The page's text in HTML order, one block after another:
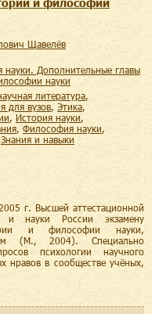
и философии
Щавелёв
науки
литература,
для вузов, этика,
, история науки,
, философия науки,
знания и навыки
г. Высшей аттестационной
и науки России экзамену
и философии науки,
(М., 2004). Специально
психологии научного
нравов в сообществе учёных,